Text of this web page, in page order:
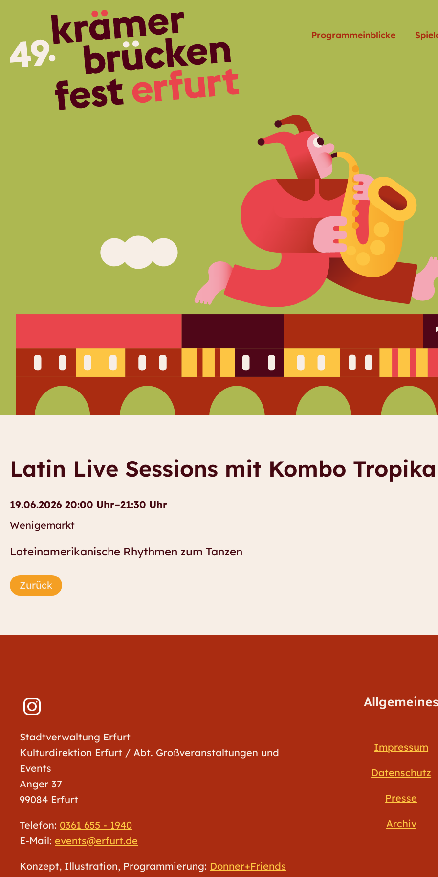
Programmeinblicke
Latin Live Sessions mit Kombo
19.06.2026 20:00 Uhr–21:30 Uhr
Wenigemarkt
Lateinamerikanische Rhythmen zum Tanzen
Zurück
Stadtverwaltung Erfurt
Kulturdirektion Erfurt / Abt. Großveranstaltungen und
Events
Anger 37
99084 Erfurt
Telefon: 0361 655 - 1940
E-Mail: events@erfurt.de
Konzept, Illustration, Programmierung: Donner+Friends
Impressum
Datenschutz
Presse
Archiv